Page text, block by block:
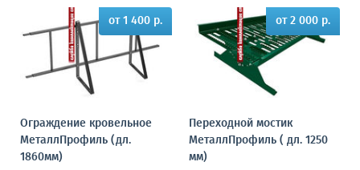
от 1 400 р.
Ограждение кровельное
МеталлПрофиль (дл.
1860мм)
от 2 000 р.
Переходной мостик
МеталлПрофиль ( дл. 1250
мм)